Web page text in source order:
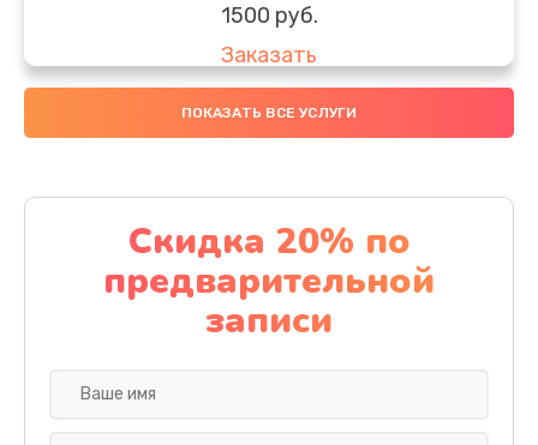
1500 руб.
Заказать
Замена южного моста
Заказать
Чистка от пыли
1060 руб.
Заказать
ПОКАЗАТЬ ВСЕ УСЛУГИ
Скидка 20% по
предварительной
записи